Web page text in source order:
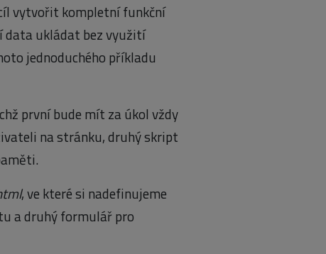
vytvořit kompletní funkční
data ukládat bez využití
jednoduchého příkladu
první bude mít za úkol vždy
na stránku, druhý skript
, ve které si nadefinujeme
a druhý formulář pro